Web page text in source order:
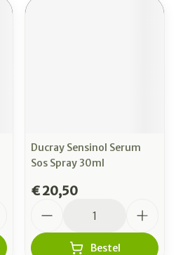
Ducray Sensinol Serum
Sos Spray 30ml
€ 20,50
Bestel